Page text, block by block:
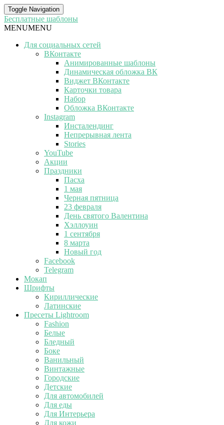
Toggle Navigation
Бесплатные шаблоны
MENUMENU
Для социальных сетей
ВКонтакте
Анимированные шаблоны
Динамическая обложка ВК
Виджет ВКонтакте
Карточки товара
Набор
Обложка ВКонтакте
Instagram
Инсталендинг
Непрерывная лента
Stories
YouTube
Акции
Праздники
Пасха
1 мая
Черная пятница
23 февраля
День святого Валентина
Хэллоуин
1 сентября
8 марта
Новый год
Facebook
Telegram
Мокап
Шрифты
Кириллические
Латинские
Пресеты Lightroom
Fashion
Белые
Бледный
Боке
Ванильный
Винтажные
Городские
Детские
Для автомобилей
Для еды
Для Интерьера
Для кожи